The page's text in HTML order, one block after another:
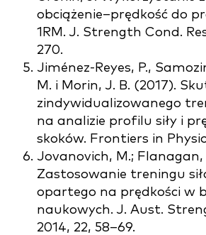
obciążenie–prędkość do
1RM. J. Strength Cond.
270.
Jiménez-Reyes, P.,
M. i Morin, J. B. (2017).
zindywidualizowanego
na analizie profilu siły i
skoków. Frontiers in
Jovanovich, M.; Flanagan,
Zastosowanie treningu
opartego na prędkości w
naukowych. J. Aust.
2014, 22, 58–69.